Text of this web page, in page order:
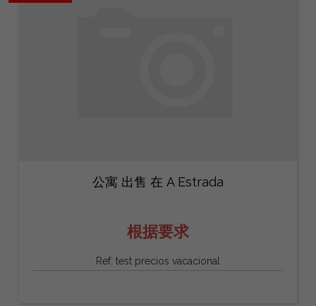
公寓 出售 在 A Estrada
根据要求
Ref: test precios vacacional